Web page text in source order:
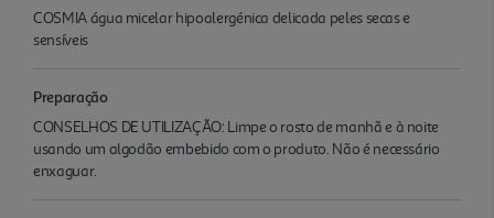
COSMIA água micelar hipoalergénica delicada peles secas e
sensíveis
Preparação
CONSELHOS DE UTILIZAÇÃO: Limpe o rosto de manhã e à noite
usando um algodão embebido com o produto. Não é necessário
enxaguar.